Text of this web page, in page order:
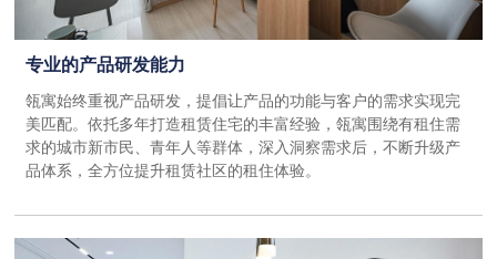
专业的产品研发能力
瓴寓始终重视产品研发，提倡让产品的功能与客户的需求实现完
美匹配。依托多年打造租赁住宅的丰富经验，瓴寓围绕有租住需
求的城市新市民、青年人等群体，深入洞察需求后，不断升级产
品体系，全方位提升租赁社区的租住体验。